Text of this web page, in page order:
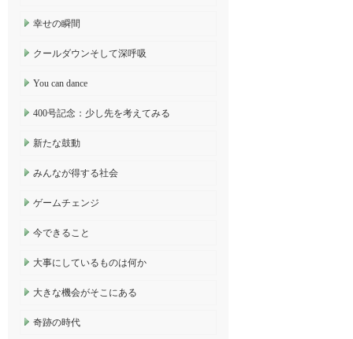
幸せの瞬間
クールダウンそして深呼吸
You can dance
400号記念：少し先を考えてみる
新たな鼓動
みんなが得する社会
ゲームチェンジ
今できること
大事にしているものは何か
大きな機会がそこにある
奇跡の時代